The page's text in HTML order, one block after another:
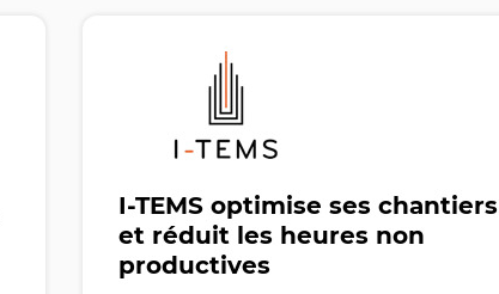
I-TEMS optimise ses chantiers
et réduit les heures non
productives